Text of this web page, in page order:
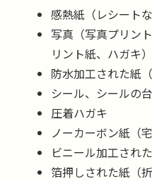
感熱紙（レシートな
写真（写真プリン
リント紙、ハガキ）
防水加工された紙
シール、シールの
圧着ハガキ
ノーカーボン紙（
ビニール加工され
箔押しされた紙（